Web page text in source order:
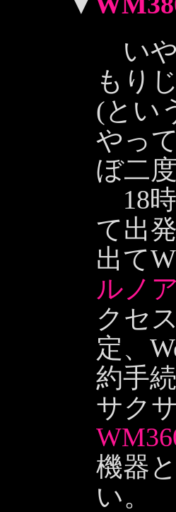
いや
もり
(とい
やっ
ぼ二
18
て出
出て
ルノ
クセ
定、
約手
サク
機器
い。